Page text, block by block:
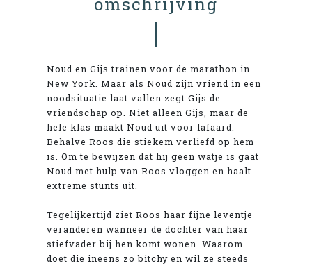
Noud en Gijs trainen voor de marathon in
New York. Maar als Noud zijn vriend in een
noodsituatie laat vallen zegt Gijs de
vriendschap op. Niet alleen Gijs, maar de
hele klas maakt Noud uit voor lafaard.
Behalve Roos die stiekem verliefd op hem
is. Om te bewijzen dat hij geen watje is gaat
Noud met hulp van Roos vloggen en haalt
extreme stunts uit.
Tegelijkertijd ziet Roos haar fijne leventje
veranderen wanneer de dochter van haar
stiefvader bij hen komt wonen. Waarom
doet die ineens zo bitchy en wil ze steeds